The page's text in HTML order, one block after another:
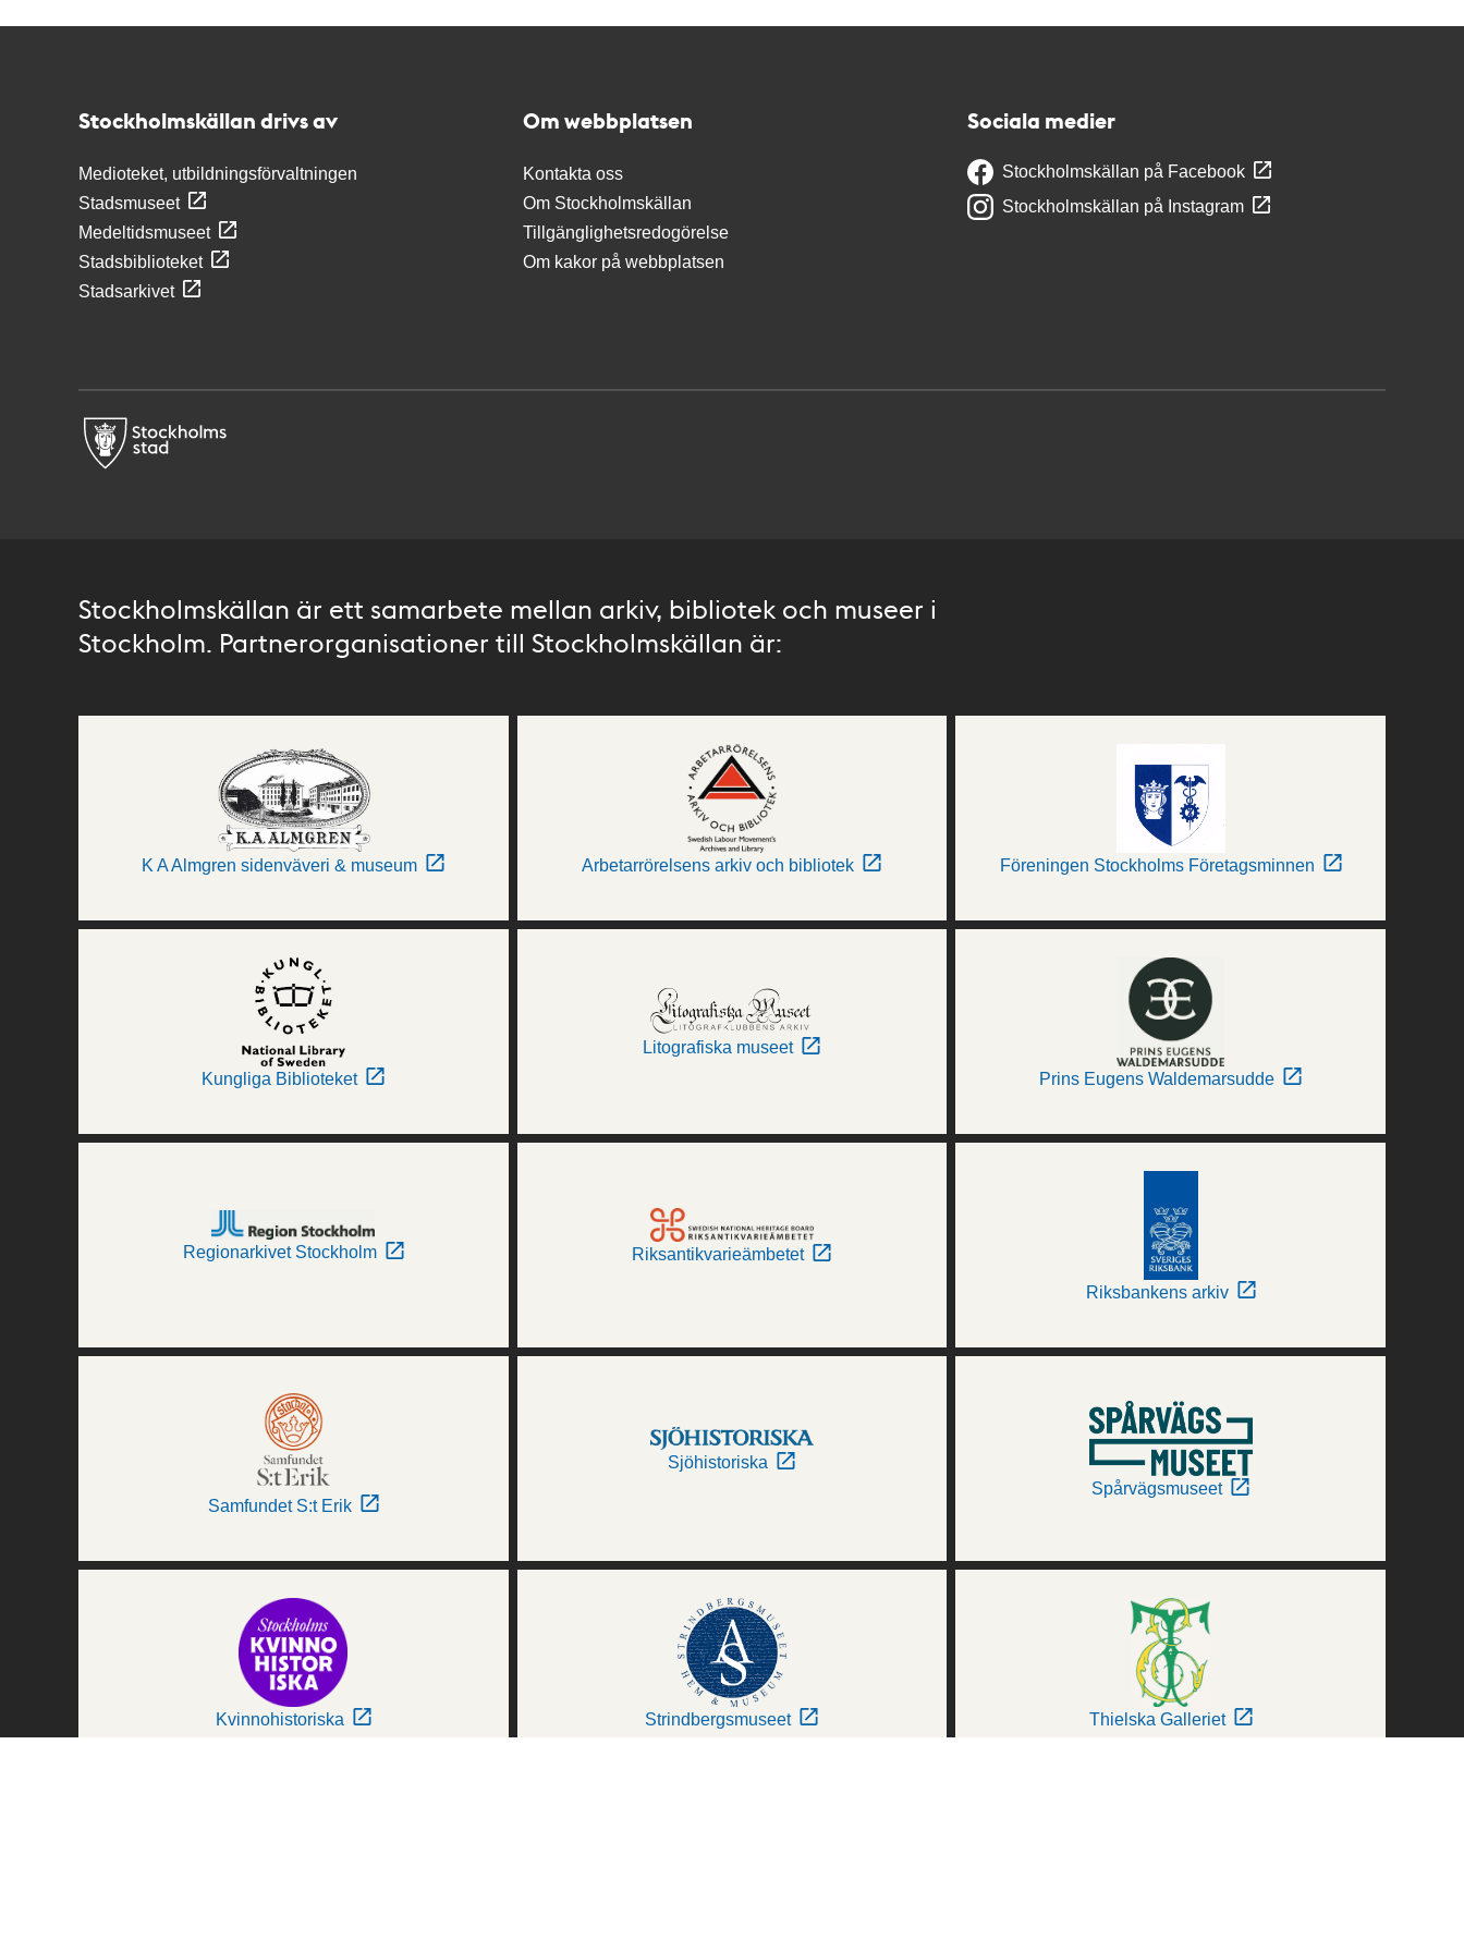
Stockholmskällan drivs av
Medioteket, utbildningsförvaltningen
Stadsmuseet
Medeltidsmuseet
Stadsbiblioteket
Stadsarkivet
Om webbplatsen
Kontakta oss
Om Stockholmskällan
Tillgänglighetsredogörelse
Om kakor på webbplatsen
Sociala medier
Stockholmskällan på Facebook
Stockholmskällan på Instagram
Stockholmskällan är ett samarbete mellan arkiv, bibliotek och museer i
Stockholm. Partnerorganisationer till Stockholmskällan är:
K A Almgren sidenväveri & museum Arbetarrörelsens arkiv och bibliotek Föreningen Stockholms Företagsminnen
Kungliga Biblioteket
Litografiska museet
Prins Eugens Waldemarsudde
Regionarkivet Stockholm Riksantikvarieämbetet
Riksbankens arkiv
Samfundet S:t Erik
Sjöhistoriska
Spårvägsmuseet
Kvinnohistoriska Strindbergsmuseet Thielska Galleriet